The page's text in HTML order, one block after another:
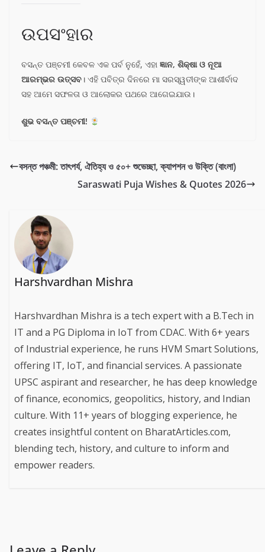
ଉପସଂହାର
ବସନ୍ତ ପଞ୍ଚମୀ କେବଳ ଏକ ପର୍ବ ନୁହେଁ, ଏହା ଜ୍ଞାନ, ଶିକ୍ଷା ଓ ନୂଆ
ଆରମ୍ଭର ଉତ୍ସବ । ଏହି ପବିତ୍ର ଦିନରେ ମା ସରସ୍ୱତୀଙ୍କ ଆଶୀର୍ବାଦ
ସହ ଆମେ ସଫଳତା ଓ ଆଲୋକର ପଥରେ ଆଗେଇଯାଉ।
ଶୁଭ ବସନ୍ତ ପଞ୍ଚମୀ!
বসন্ত পঞ্চমী: তাৎপর্য, ঐতিহ্য ও ৫০+ শুভেচ্ছা, ক্যাপশন ও উক্তি (বাংলা)
Saraswati Puja Wishes & Quotes 2026
Harshvardhan Mishra
Harshvardhan Mishra is a tech expert with a B.Tech in
IT and a PG Diploma in IoT from CDAC. With 6+ years
of Industrial experience, he runs HVM Smart Solutions,
offering IT, IoT, and financial services. A passionate
UPSC aspirant and researcher, he has deep knowledge
of finance, economics, geopolitics, history, and Indian
culture. With 11+ years of blogging experience, he
creates insightful content on BharatArticles.com,
blending tech, history, and culture to inform and
empower readers.